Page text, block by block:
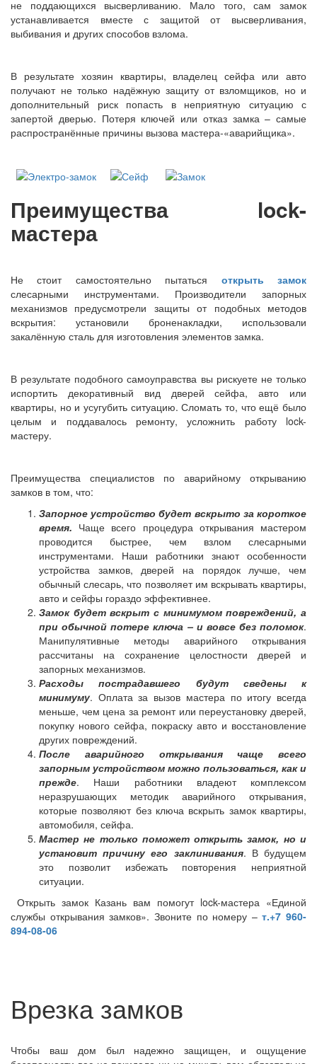
не поддающихся высверливанию. Мало того, сам замок
устанавливается вместе с защитой от высверливания,
выбивания и других способов взлома.
В результате хозяин квартиры, владелец сейфа или авто
получают не только надёжную защиту от взломщиков, но и
дополнительный риск попасть в неприятную ситуацию с
запертой дверью. Потеря ключей или отказ замка – самые
распространённые причины вызова мастера-«аварийщика».
Преимущества lock-
мастера
Не стоит самостоятельно пытаться открыть замок
слесарными инструментами. Производители запорных
механизмов предусмотрели защиты от подобных методов
вскрытия: установили броненакладки, использовали
закалённую сталь для изготовления элементов замка.
В результате подобного самоуправства вы рискуете не только
испортить декоративный вид дверей сейфа, авто или
квартиры, но и усугубить ситуацию. Сломать то, что ещё было
целым и поддавалось ремонту, усложнить работу lock-
мастеру.
Преимущества специалистов по аварийному открыванию
замков в том, что:
Запорное устройство будет вскрыто за короткое
время. Чаще всего процедура открывания мастером
проводится быстрее, чем взлом слесарными
инструментами. Наши работники знают особенности
устройства замков, дверей на порядок лучше, чем
обычный слесарь, что позволяет им вскрывать квартиры,
авто и сейфы гораздо эффективнее.
Замок будет вскрыт с минимумом повреждений, а
при обычной потере ключа – и вовсе без поломок.
Манипулятивные методы аварийного открывания
рассчитаны на сохранение целостности дверей и
запорных механизмов.
Расходы пострадавшего будут сведены к
минимуму. Оплата за вызов мастера по итогу всегда
меньше, чем цена за ремонт или переустановку дверей,
покупку нового сейфа, покраску авто и восстановление
других повреждений.
После аварийного открывания чаще всего
запорным устройством можно пользоваться, как и
прежде. Наши работники владеют комплексом
неразрушающих методик аварийного открывания,
которые позволяют без ключа вскрыть замок квартиры,
автомобиля, сейфа.
Мастер не только поможет открыть замок, но и
установит причину его заклинивания. В будущем
это позволит избежать повторения неприятной
ситуации.
Открыть замок Казань вам помогут lock-мастера «Единой
службы открывания замков». Звоните по номеру –т.+7 960-
894-08-06
Врезка замков
Чтобы ваш дом был надежно защищен, и ощущение